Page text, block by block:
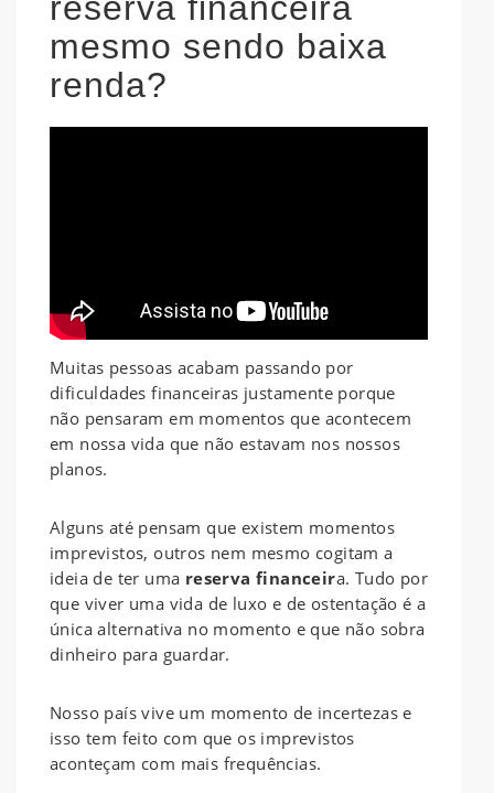
mesmo sendo baixa
renda?
Muitas pessoas acabam passando por
dificuldades financeiras justamente porque
não pensaram em momentos que acontecem
em nossa vida que não estavam nos nossos
planos.
Alguns até pensam que existem momentos
imprevistos, outros nem mesmo cogitam a
ideia de ter uma reserva financeira. Tudo por
que viver uma vida de luxo e de ostentação é a
única alternativa no momento e que não sobra
dinheiro para guardar.
Nosso país vive um momento de incertezas e
isso tem feito com que os imprevistos
aconteçam com mais frequências.